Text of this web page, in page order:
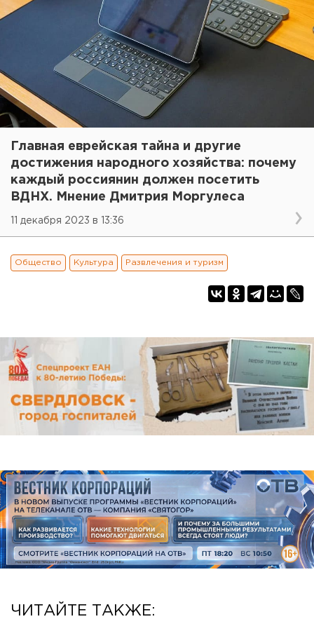
Главная еврейская тайна и другие
достижения народного хозяйства: почему
каждый россиянин должен посетить
ВДНХ. Мнение Дмитрия Моргулеса
11 декабря 2023 в 13:36
Общество Культура Развлечения и туризм
ЧИТАЙТЕ ТАКЖЕ: